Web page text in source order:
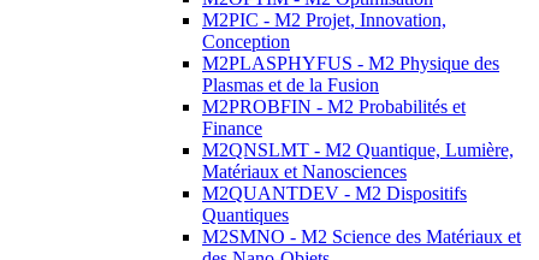
M2PIC - M2 Projet, Innovation,
Conception
M2PLASPHYFUS - M2 Physique des
Plasmas et de la Fusion
M2PROBFIN - M2 Probabilités et
Finance
M2QNSLMT - M2 Quantique, Lumière,
Matériaux et Nanosciences
M2QUANTDEV - M2 Dispositifs
Quantiques
M2SMNO - M2 Science des Matériaux et